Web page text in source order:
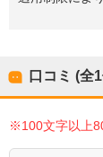
口コミ (全1
※100文字以上